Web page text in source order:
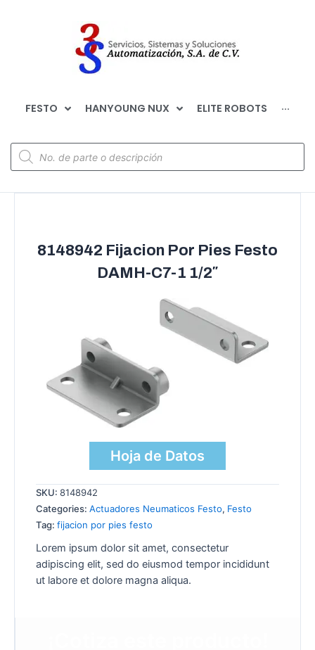
FESTO HANYOUNG NUX ELITE ROBOTS ···
8148942 Fijacion Por Pies Festo
DAMH-C7-1 1/2″
Hoja de Datos
SKU: 8148942
Categories: Actuadores Neumaticos Festo, Festo
Tag: fijacion por pies festo
Lorem ipsum dolor sit amet, consectetur
adipiscing elit, sed do eiusmod tempor incididunt
ut labore et dolore magna aliqua.